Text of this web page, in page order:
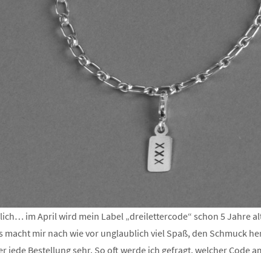
im April wird mein Label „dreilettercode“ schon 5 Jahre
macht mir nach wie vor unglaublich viel Spaß, den Schmuck
jede Bestellung sehr. So oft werde ich gefragt, welcher Code